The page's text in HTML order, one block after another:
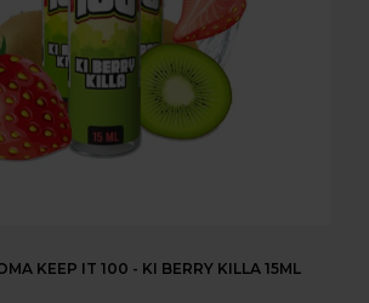
KEEP IT 100 - KI BERRY KILLA 15ML